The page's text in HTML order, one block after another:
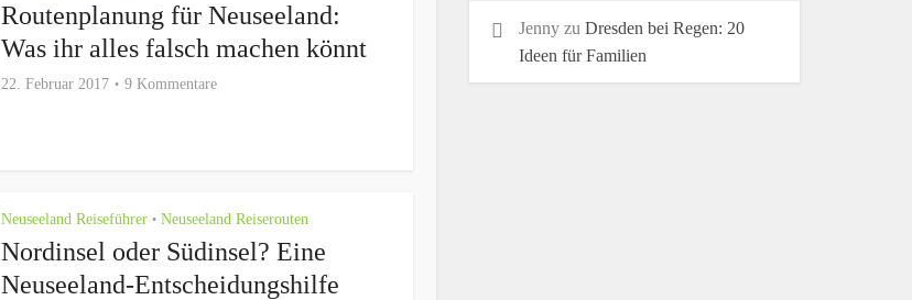
Routenplanung für Neuseeland:
Was ihr alles falsch machen könnt
22. Februar 2017 9 Kommentare
Neuseeland Reiseführer • Neuseeland Reiserouten
Nordinsel oder Südinsel? Eine
Neuseeland-Entscheidungshilfe
Jenny zu Dresden bei Regen: 20
Ideen für Familien